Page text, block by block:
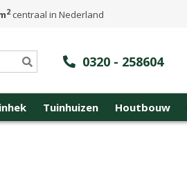
2centraal in Nederland
0320 - 258604
Tuinhuizen Houtbouw